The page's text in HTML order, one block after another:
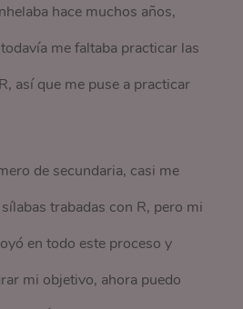
hace muchos años,
me faltaba practicar las
así que me puse a practicar
de secundaria, casi me
trabadas con R, pero mi
en todo este proceso y
mi objetivo, ahora puedo